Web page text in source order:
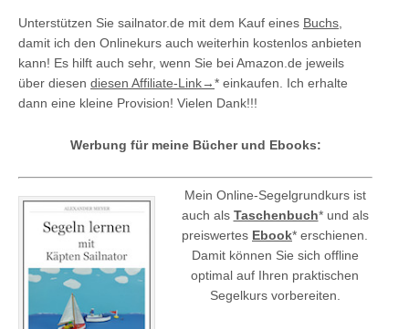
Unterstützen Sie sailnator.de mit dem Kauf eines Buchs,
damit ich den Onlinekurs auch weiterhin kostenlos anbieten
kann! Es hilft auch sehr, wenn Sie bei Amazon.de jeweils
über diesen diesen Affiliate-Link→* einkaufen. Ich erhalte
dann eine kleine Provision! Vielen Dank!!!
Werbung für meine Bücher und Ebooks:
Mein Online-Segelgrundkurs ist
auch als Taschenbuch* und als
preiswertes Ebook* erschienen.
Damit können Sie sich offline
optimal auf Ihren praktischen
Segelkurs vorbereiten.